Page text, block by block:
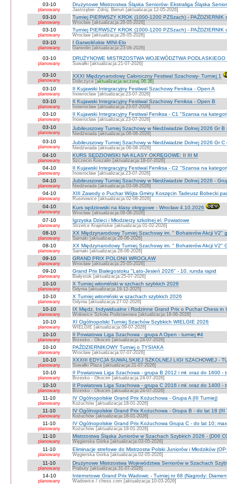
03-10
planowany
Drużynowe Mistrzostwa Śląska Seniorów- Ekstraliga Śląska
Jastrzębie- Zdrój; Bieruń [aktualizacja:12-05-2026]
03-10
planowany
Turniej PIERWSZY KROK (1000-1200 PZSzach) - PAŹDZIERNIK
Wrocław [aktualizacja:26-05-2026]
03-10
planowany
Turniej PIERWSZY KROK (1000-1200 PZSzach) - PAŹDZIERNIK
Wrocław [aktualizacja:26-05-2026]
03-10
planowany
I Garwolińskie MINI-Elo
Garwolin [aktualizacja:23-06-2026]
03-10
planowany
DRUŻYNOWE MISTRZOSTWA WOJEWÓDZTWA
Suwałki [aktualizacja:21-07-2026]
03-10
planowany
XXXI Międzynarodowy Całoroczny Festiwal Szachowy- Turniej 1
Dobczyce [aktualizacja:wczoraj 06:36]
03-10
planowany
II Kujawski Integracyjny Festiwal Szachowy Feniksa - Open A
Inowrocław [aktualizacja:23-07-2026]
03-10
planowany
II Kujawski Integracyjny Festiwal Szachowy Feniksa - Open B
Inowrocław [aktualizacja:23-07-2026]
03-10
planowany
II Kujawski Integracyjny Festiwal Feniksa - C1 "Szansa na
Inowrocław [aktualizacja:23-07-2026]
03-10
planowany
Jubileuszowy Turniej Szachowy w Niedźwiadzie Dolnej 2026 Gr
Niedźwiada [aktualizacja:06-08-2026]
03-10
planowany
Jubileuszowy Turniej Szachowy w Niedźwiadzie Dolnej 2026 Gr
Niedźwiada [aktualizacja:06-08-2026]
04-10
planowany
KURS SĘDZIOWSKI NA KLASY OKRĘGOWE: II III M
Szczecin Koszalin [aktualizacja:18-07-2026]
04-10
planowany
II Kujawski Integracyjny Festiwal Feniksa - C2 "Szansa na
Inowrocław [aktualizacja:23-07-2026]
04-10
planowany
Jubileuszowy Turniej Szachowy w Niedźwiadzie Dolnej 2026 -
Niedżwiada [aktualizacja:03-08-2026]
04-10
planowany
XIII Zawody o Puchar Wójta Gminy Koszęcin Tadeusz Bobecki
Rusinowice [aktualizacja:02-08-2026]
04-10
planowany
Kurs sędziowski na klasy okręgowe - Wrocław 4.10.2026
Wrocław [aktualizacja:06-08-2026]
07-10
planowany
Igrzyska Dzieci i Młodzierzy szkolnej el. Powiatowe
Strzelce Krajeńskie [aktualizacja:01-02-2026]
08-10
planowany
XX Międzynarodowy Turniej Szachowy im. " Bohaterów Akcji V2"
Sarnaki [aktualizacja:28-06-2026]
08-10
planowany
XX Międzynarodowy Turniej Szachowy im. " Bohaterów Akcji V2"
Sarnaki [aktualizacja:28-06-2026]
09-10
planowany
GRAND PRIX POLONII WROCŁAW
Wrocław [aktualizacja:25-05-2026]
09-10
planowany
Grand Prix Białegostoku "Lato-Jesień 2026" - 10. runda rapid
Białystok [aktualizacja:25-07-2026]
10-10
planowany
X Turniej witomiński w szchach szybkich 2026
Gdynia [aktualizacja:19-12-2025]
10-10
planowany
X Turniej witomiński w szachach szybkich 2026
Gdynia [aktualizacja:27-02-2026]
10-10
planowany
IX Międz. Indywidualne i Rodzinne Grand Prix o Puchar Chess in
Wołowice Szkoła Podstawowa [aktualizacja:18-06-2026]
10-10
planowany
XI Ogólnopolski Turniej Szachów Szybkich WIELGIE 2026
WIELGIE [aktualizacja:09-07-2026]
10-10
planowany
II Powiatowa Liga Szachowa - grupa A Open - turniej #4
Brzesko - Okocim [aktualizacja:24-07-2026]
10-10
planowany
PAŹDZIERNIKOWY Turniej o TYSIAKA
Wrocław [aktualizacja:07-07-2026]
10-10
planowany
XXXIII EDYCJA SUWALSKIEJ SZKOLNEJ LIGI SZACHOWEJ -
Suwałki Plaza [aktualizacja:21-07-2026]
10-10
planowany
II Powiatowa Liga Szachowa - grupa B 2012 i mł. oraz do 1600 -
Brzesko - Okocim [aktualizacja:24-07-2026]
10-10
planowany
II Powiatowa Liga Szachowa - grupa C 2016 i mł. oraz do 1400 -
Brzesko - Okocim [aktualizacja:24-07-2026]
11-10
planowany
IV Ogólnopolskie Grand Prix Kożuchowa - Grupa A (III Turniej)
Kożuchów [aktualizacja:18-01-2026]
11-10
planowany
IV Ogólnopolskie Grand Prix Kożuchowa - Grupa B - do lat 18 (III
Kożuchów [aktualizacja:18-01-2026]
11-10
planowany
IV Ogólnopolskie Grand Prix Kożuchowa Grupa C - do lat 10;
Kożuchów [aktualizacja:18-01-2026]
11-10
planowany
Mistrzostwa Śląska Juniorów w Szachach Szybkich 2026 - (D06
Węgierska Górka [aktualizacja:03-05-2026]
11-10
planowany
Eliminacje strefowe do Mistrzostw Polski Juniorów i Młodzików
Węgierska Górka [aktualizacja:02-05-2026]
11-10
planowany
Drużynowe Mistrzostwa Województwa Seniorów w Szachach
Prabuty [aktualizacja:31-07-2026]
14-10
planowany
Internetowe Grand Prix Wadowic - Turniej nr 68 (Nagrody:
Wadowice / chess.com [aktualizacja:10-03-2026]